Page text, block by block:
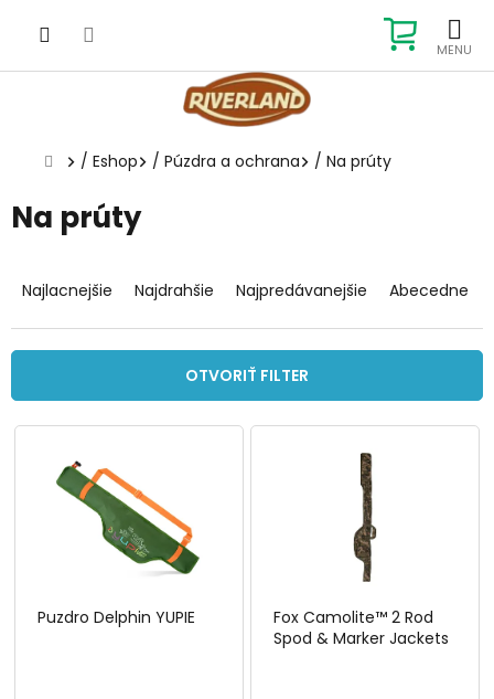
KOŠÍK
Domov
/ Eshop / Púzdra a ochrana / Na prúty
Na prúty
a
e
n
e
p
Najlacnejšie Najdrahšie Najpredávanejšie Abecedne
OTVORIŤ FILTER
V
Puzdro Delphin YUPIE
Fox Camolite™ 2 Rod
Spod & Marker Jackets